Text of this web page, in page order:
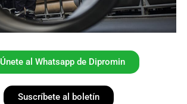
Únete al Whatsapp de Dipromin
Suscríbete al boletín